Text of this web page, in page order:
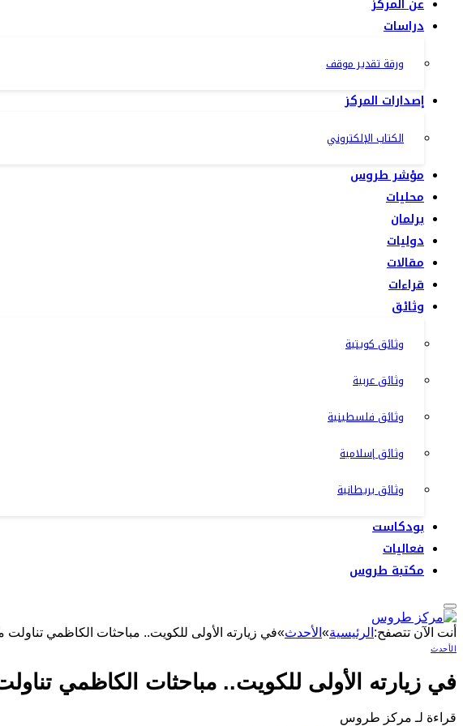
عن المركز
دراسات
ورقة تقدير موقف
إصدارات المركز
الكتاب الإلكتروني
مؤشر طروس
محليات
برلمان
دوليات
مقالات
قراءات
وثائق
وثائق كويتية
وثائق عربية
وثائق فلسطينية
وثائق إسلامية
وثائق بريطانية
بودكاست
فعاليات
مكتبة طروس
أنت الآن تتصفح: الرئيسية» الأحدث»في زيارته الأولى للكويت.. مباحثات الكاظمي تناولت
الأحدث
في زيارته الأولى للكويت.. مباحثات الكاظمي تناولت
قراءة لـ مركز طروس